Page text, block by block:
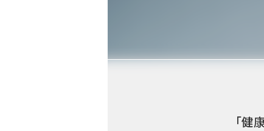
「健